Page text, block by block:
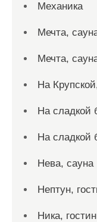
Механика
Мечта,
Мечта,
На
На сладкой
На сладкой
Нева, сауна
Нептун,
Ника,